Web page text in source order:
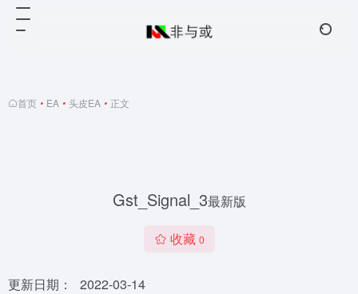
首页 • EA • 头皮EA • 正文
Gst_Signal_3最新版
收藏 0
更新日期：
2022-03-14